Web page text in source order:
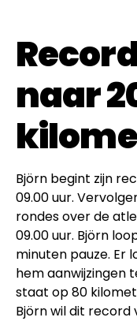
naar
Björn begint zijn
09.00 uur.
rondes over de
09.00 uur. Björn
minuten pauze. Er
hem aanwijzingen
staat op 80
Björn wil dit